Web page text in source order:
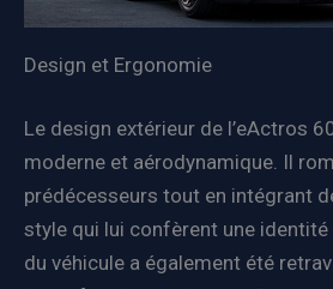
Design et Ergonomie
Le design extérieur de l’eActros
moderne et aérodynamique. Il
prédécesseurs tout en intégrant
style qui lui confèrent une identité
du véhicule a également été